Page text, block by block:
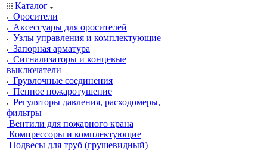
Каталог
Оросители
Аксессуары для оросителей
Узлы управления и комплектующие
Запорная арматура
Сигнализаторы и концевые
выключатели
Грувлочные соединения
Пенное пожаротушение
Регуляторы давления, расходомеры,
фильтры
Вентили для пожарного крана
Компрессоры и комплектующие
Подвесы для труб (грушевидный)